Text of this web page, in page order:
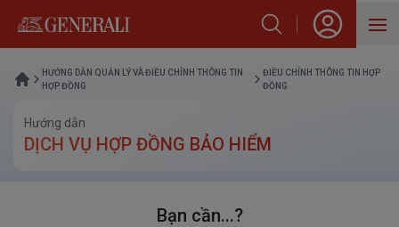
SẢN PHẨM
VỀ GENERALI
HƯỚNG DẪN QUẢN LÝ VÀ ĐIỀU CHỈNH THÔNG TIN
HỢP ĐỒNG
ĐIỀU CHỈNH THÔNG TIN HỢP
ĐỒNG
Hướng dẫn
DỊCH VỤ HỢP ĐỒNG BẢO HIỂM
Bạn cần...?